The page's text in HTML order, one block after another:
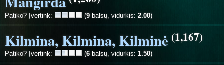
Patiko? Įvertink: (9 balsų, vidurkis: 2.00)
Kilmina, Kilmina, Kilminė (1,167)
Patiko? Įvertink: (6 balsų, vidurkis: 1.50)